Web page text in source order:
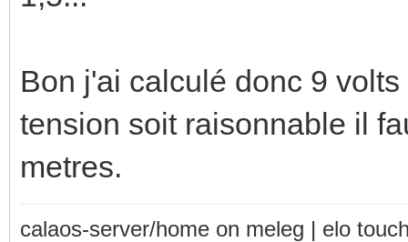
Bon j'ai calculé donc 9
tension soit raisonnable il
metres.
calaos-server/home on meleg | elo